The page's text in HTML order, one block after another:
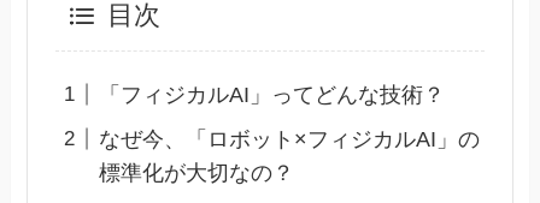
目次
「フィジカルAI」ってどんな技術？
なぜ今、「ロボット×フィジカルAI」の
標準化が大切なの？